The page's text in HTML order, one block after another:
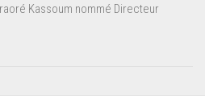
Kassoum nommé Directeur